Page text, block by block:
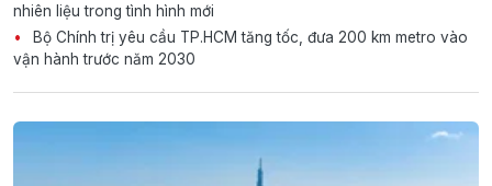
nhiên liệu trong tình hình mới
Bộ Chính trị yêu cầu TP.HCM tăng tốc, đưa 200 km metro vào
vận hành trước năm 2030